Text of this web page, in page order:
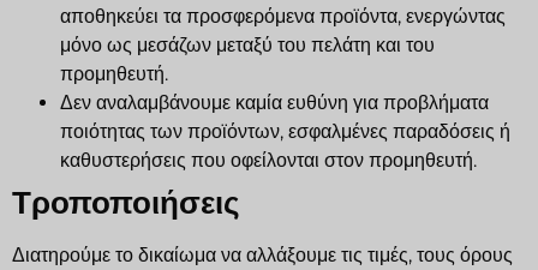
αποθηκεύει τα προσφερόμενα προϊόντα, ενεργώντας
μόνο ως μεσάζων μεταξύ του πελάτη και του
προμηθευτή.
Δεν αναλαμβάνουμε καμία ευθύνη για προβλήματα
ποιότητας των προϊόντων, εσφαλμένες παραδόσεις ή
καθυστερήσεις που οφείλονται στον προμηθευτή.
Τροποποιήσεις
Διατηρούμε το δικαίωμα να αλλάξουμε τις τιμές, τους όρους